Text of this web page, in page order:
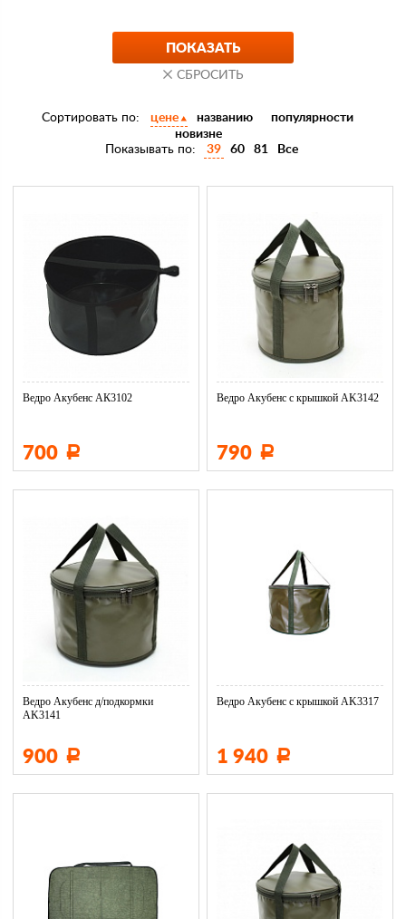
Сортировать по: цене названию
популярности
новизне
Показывать по:
39 60 81 Все
Ведро Акубенс АК3102
700 Р
Ведро Акубенс с крышкой AK3142
790 Р
Ведро Акубенс д/подкормки
AK3141
900 Р
Ведро Акубенс с крышкой AK3317
1 940 Р